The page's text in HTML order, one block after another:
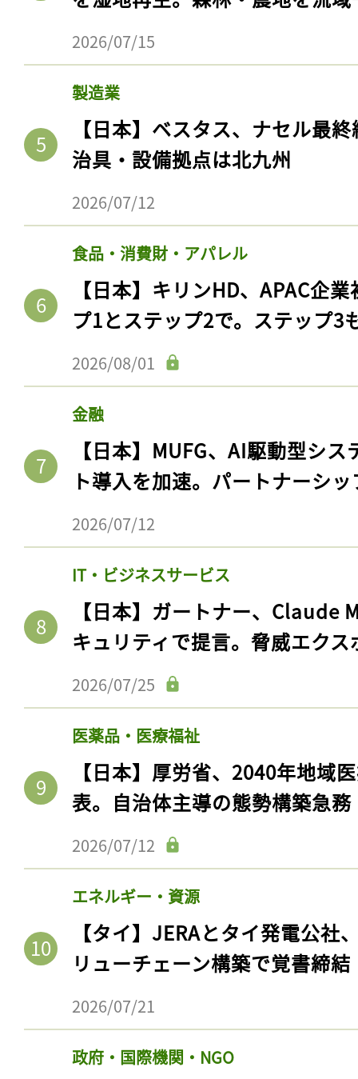
2026/07/15
製造業
【日本】ベスタス、ナセル最
治具・設備拠点は北九州
2026/07/12
食品・消費財・アパレル
【日本】キリンHD、APAC企
プ1とステップ2で。ステップ3
2026/08/01
金融
【日本】MUFG、AI駆動型シ
ト導入を加速。パートナーシ
2026/07/12
IT・ビジネスサービス
【日本】ガートナー、Claude
キュリティで提言。脅威エク
2026/07/25
医薬品・医療福祉
【日本】厚労省、2040年地域
表。自治体主導の態勢構築急務
2026/07/12
エネルギー・資源
【タイ】JERAとタイ発電公社
リューチェーン構築で覚書締結
2026/07/21
政府・国際機関・NGO
記事をお気に入りに
ログイン